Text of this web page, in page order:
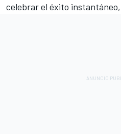
celebrar el éxito instantáneo,